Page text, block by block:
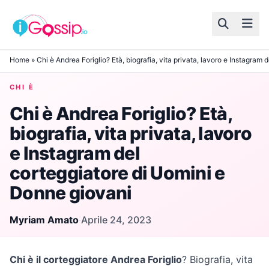
Skip to content
Home » Chi è Andrea Foriglio? Età, biografia, vita privata, lavoro e Instagram
CHI È
Chi è Andrea Foriglio? Età,
biografia, vita privata, lavoro
e Instagram del
corteggiatore di Uomini e
Donne giovani
Myriam Amato·Aprile 24, 2023
Chi è il corteggiatore Andrea Foriglio? Biografia, vita